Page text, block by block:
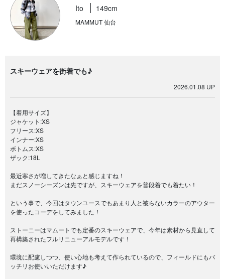
Ito 149cm
MAMMUT 仙台
スキーウェアを街着でも♪
2026.01.08 UP
【着用サイズ】
ジャケット:XS
フリース:XS
インナー:XS
ボトムス:XS
ザック:18L
最近寒さが増してきたなぁと感じますね！
まだスノーシーズンは先ですが、スキーウェアを普段着でも着たい！
という事で、今回はタウンユースでもあまり人と被らないカラーのアウター
を使ったコーデをしてみました！
ストーニーはマムートでも定番のスキーウェアで、今年は素材から見直して
再構築されたフルリニューアルモデルです！
環境に配慮しつつ、使い心地も考えて作られているので、フィールドにもバ
ッチリお使いいただけます♪